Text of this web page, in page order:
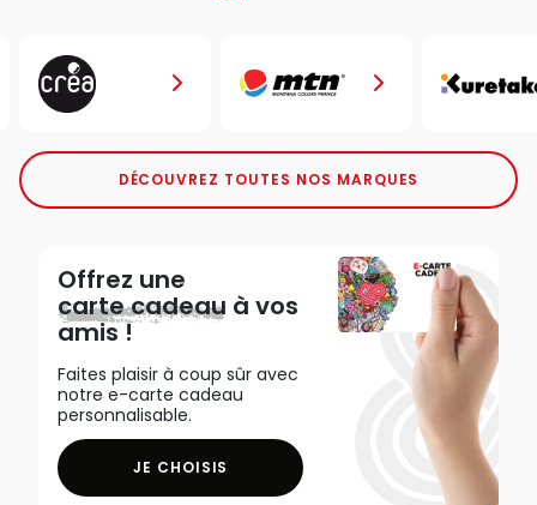
DÉCOUVREZ TOUTES NOS MARQUES
Offrez une
carte cadeau à vos
amis !
Faites plaisir à coup sûr avec
notre e-carte cadeau
personnalisable.
JE CHOISIS